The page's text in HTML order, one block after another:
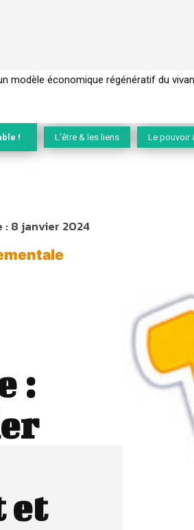
» appelle les entreprises à devenir
! L'être & les liens Le pouvoir
:8 janvier 2024
:
et